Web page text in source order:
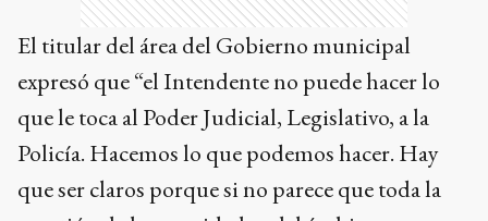
El titular del área del Gobierno municipal
expresó que “el Intendente no puede hacer lo
que le toca al Poder Judicial, Legislativo, a la
Policía. Hacemos lo que podemos hacer. Hay
que ser claros porque si no parece que toda la